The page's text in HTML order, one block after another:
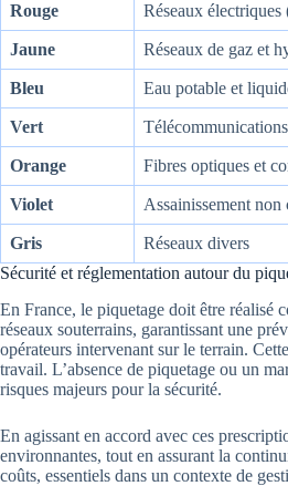
Rouge Réseaux
Jaune Réseaux de gaz et
Bleu Eau potable et
Vert Télécommunications
Orange Fibres optiques et
Violet Assainissement
Gris Réseaux divers
Sécurité et réglementation autour du
En France, le piquetage doit être réalisé
réseaux souterrains, garantissant une
opérateurs intervenant sur le terrain.
travail. L’absence de piquetage ou un
risques majeurs pour la sécurité.
En agissant en accord avec ces
environnantes, tout en assurant la
coûts, essentiels dans un contexte de